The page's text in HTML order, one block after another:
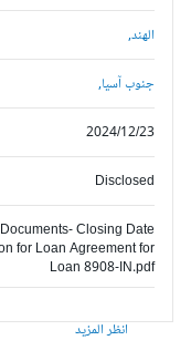
الهند,
جنوب آسيا,
2024/12/23
Disclosed
Documents- Closing Date
for Loan Agreement for
Loan 8908-IN.pdf
انظر المزيد